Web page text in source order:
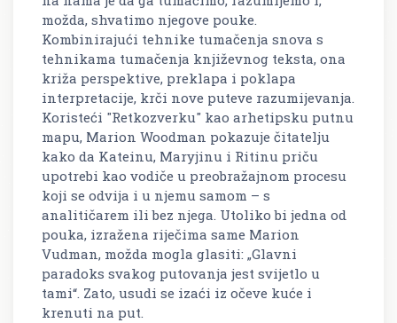
možda, shvatimo njegove pouke.
Kombinirajući tehnike tumačenja snova s
tehnikama tumačenja književnog teksta, ona
križa perspektive, preklapa i poklapa
interpretacije, krči nove puteve razumijevanja.
Koristeći "Retkozverku" kao arhetipsku putnu
mapu, Marion Woodman pokazuje čitatelju
kako da Kateinu, Maryjinu i Ritinu priču
upotrebi kao vodiče u preobražajnom procesu
koji se odvija i u njemu samom – s
analitičarem ili bez njega. Utoliko bi jedna od
pouka, izražena riječima same Marion
Vudman, možda mogla glasiti: „Glavni
paradoks svakog putovanja jest svijetlo u
tami“. Zato, usudi se izaći iz očeve kuće i
krenuti na put.